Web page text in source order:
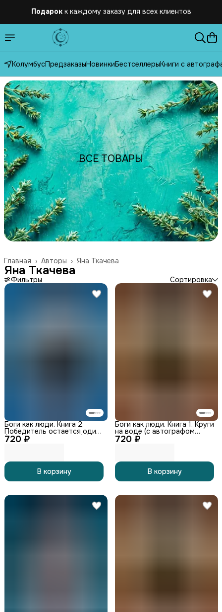
КолумбусПредзаказыНовинкиБестселлерыКниги с
ВСЕ ТОВАРЫ
Яна Ткачева
Авторы ›
Главная ›
Яна Ткачева
Фильтры Сортировка
720 ₽
Боги как люди. Книга 2.
Победитель остается один
(с автографом автора)
В корзину
720 ₽
Боги как люди. Книга 1. Круги
на воде (с автографом
автора)
В корзину